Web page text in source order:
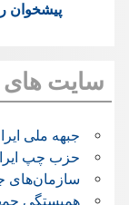
پیشخوان
سایت های
جبهه ملی
حزب چپ
سازمان‌های
همبستگی